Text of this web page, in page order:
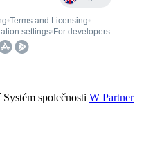
společnosti W Partner